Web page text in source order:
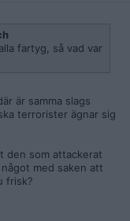
fartyg, så vad var
är samma slags
terrorister ägnar sig
den som attackerat
med saken att
frisk?